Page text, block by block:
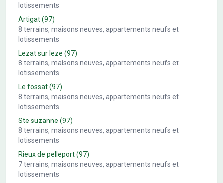
lotissements
Artigat(97)
8 terrains, maisons neuves, appartements neufs et
lotissements
Lezat sur leze (97)
8 terrains, maisons neuves, appartements neufs et
lotissements
Le fossat(97)
8 terrains, maisons neuves, appartements neufs et
lotissements
Ste suzanne (97)
8 terrains, maisons neuves, appartements neufs et
lotissements
Rieux de pelleport(97)
7terrains, maisons neuves, appartements neufs et
lotissements